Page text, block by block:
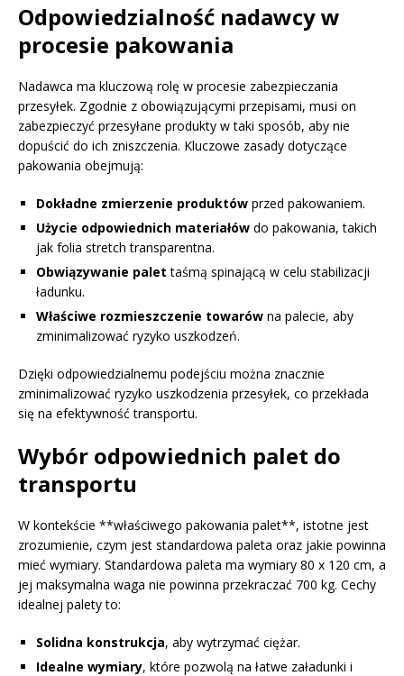
Odpowiedzialność nadawcy w
procesie pakowania
Nadawca ma kluczową rolę w procesie zabezpieczania
przesyłek. Zgodnie z obowiązującymi przepisami, musi on
zabezpieczyć przesyłane produkty w taki sposób, aby nie
dopuścić do ich zniszczenia. Kluczowe zasady dotyczące
pakowania obejmują:
Dokładne zmierzenie produktów przed pakowaniem.
Użycie odpowiednich materiałów do pakowania, takich
jak folia stretch transparentna.
Obwiązywanie palet taśmą spinającą w celu stabilizacji
ładunku.
Właściwe rozmieszczenie towarów na palecie, aby
zminimalizować ryzyko uszkodzeń.
Dzięki odpowiedzialnemu podejściu można znacznie
zminimalizować ryzyko uszkodzenia przesyłek, co przekłada
się na efektywność transportu.
Wybór odpowiednich palet do
transportu
W kontekście **właściwego pakowania palet**, istotne jest
zrozumienie, czym jest standardowa paleta oraz jakie powinna
mieć wymiary. Standardowa paleta ma wymiary 80 x 120 cm, a
jej maksymalna waga nie powinna przekraczać 700 kg. Cechy
idealnej palety to:
Solidna konstrukcja, aby wytrzymać ciężar.
Idealne wymiary, które pozwolą na łatwe załadunki i